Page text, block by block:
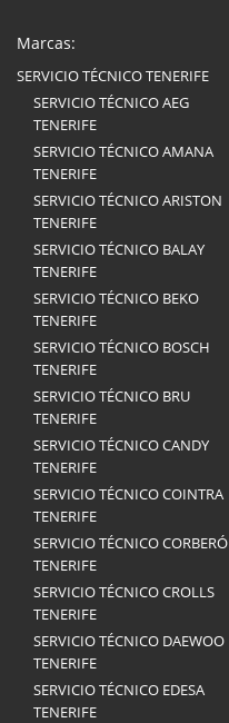
Marcas:
SERVICIO TÉCNICO TENERIFE
SERVICIO TÉCNICO AEG
TENERIFE
SERVICIO TÉCNICO AMANA
TENERIFE
SERVICIO TÉCNICO ARISTON
TENERIFE
SERVICIO TÉCNICO BALAY
TENERIFE
SERVICIO TÉCNICO BEKO
TENERIFE
SERVICIO TÉCNICO BOSCH
TENERIFE
SERVICIO TÉCNICO BRU
TENERIFE
SERVICIO TÉCNICO CANDY
TENERIFE
SERVICIO TÉCNICO COINTRA
TENERIFE
SERVICIO TÉCNICO CORBERÓ
TENERIFE
SERVICIO TÉCNICO CROLLS
TENERIFE
SERVICIO TÉCNICO DAEWOO
TENERIFE
SERVICIO TÉCNICO EDESA
TENERIFE